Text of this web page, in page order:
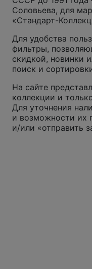
Соловьева, для
«Стандарт-
Для удобства
фильтры,
скидкой, новинки
поиск и
На сайте
коллекции и
Для уточнения
и возможности их
и/или «отправить